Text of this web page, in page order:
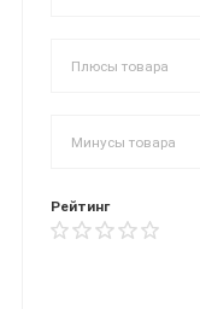
Рейтинг